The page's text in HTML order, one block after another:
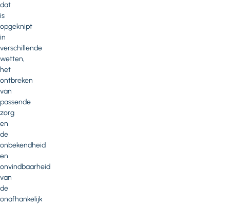
dat
is
opgeknipt
in
verschillende
wetten,
het
ontbreken
van
passende
zorg
en
de
onbekendheid
en
onvindbaarheid
van
de
onafhankelijk